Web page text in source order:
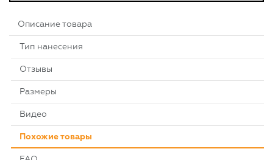
Описание товара
Тип нанесения
Отзывы
Размеры
Видео
Похожие товары